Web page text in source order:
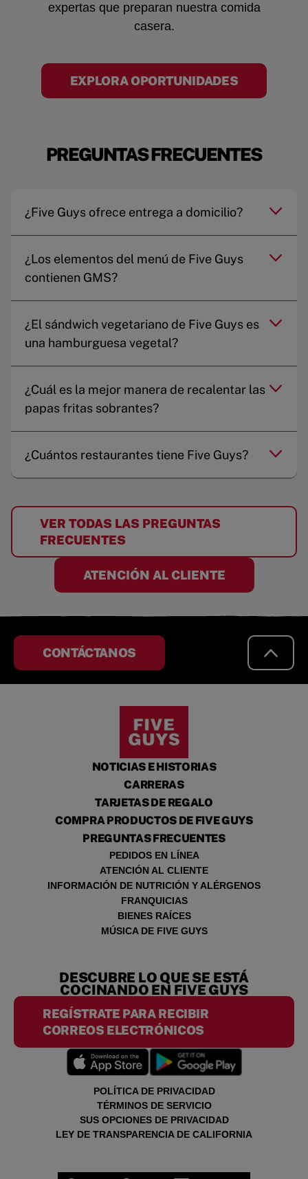
expertas que preparan nuestra comida
casera.
EXPLORA OPORTUNIDADES
PREGUNTAS FRECUENTES
¿Five Guys ofrece entrega a domicilio?
¿Los elementos del menú de Five Guys
contienen GMS?
¿El sándwich vegetariano de Five Guys es
una hamburguesa vegetal?
¿Cuál es la mejor manera de recalentar las
papas fritas sobrantes?
¿Cuántos restaurantes tiene Five Guys?
VER TODAS LAS PREGUNTAS
FRECUENTES
ATENCIÓN AL CLIENTE
CONTÁCTANOS
NOTICIAS E HISTORIAS
CARRERAS
TARJETAS DE REGALO
COMPRA PRODUCTOS DE FIVE GUYS
PREGUNTAS FRECUENTES
PEDIDOS EN LÍNEA
ATENCIÓN AL CLIENTE
INFORMACIÓN DE NUTRICIÓN Y ALÉRGENOS
FRANQUICIAS
BIENES RAÍCES
MÚSICA DE FIVE GUYS
POLÍTICA DE PRIVACIDAD
TÉRMINOS DE SERVICIO
SUS OPCIONES DE PRIVACIDAD
LEY DE TRANSPARENCIA DE CALIFORNIA
DESCUBRE LO QUE SE ESTÁ
COCINANDO EN FIVE GUYS
REGÍSTRATE PARA RECIBIR
CORREOS ELECTRÓNICOS